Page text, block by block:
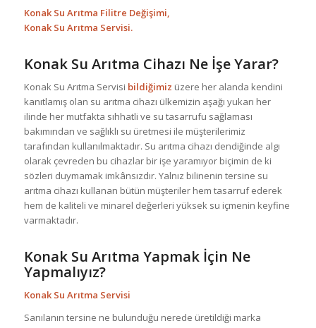
Konak Su Arıtma Filitre Değişimi,
Konak Su Arıtma Servisi.
Konak Su Arıtma Cihazı Ne İşe Yarar?
Konak Su Arıtma Servisi bildiğimiz üzere her alanda kendini
kanıtlamış olan su arıtma cihazı ülkemizin aşağı yukarı her
ilinde her mutfakta sıhhatli ve su tasarrufu sağlaması
bakımından ve sağlıklı su üretmesi ile müşterilerimiz
tarafından kullanılmaktadır. Su arıtma cihazı dendiğinde algı
olarak çevreden bu cihazlar bir işe yaramıyor biçimin de ki
sözleri duymamak imkânsızdır. Yalnız bilinenin tersine su
arıtma cihazı kullanan bütün müşteriler hem tasarruf ederek
hem de kaliteli ve minarel değerleri yüksek su içmenin keyfine
varmaktadır.
Konak Su Arıtma Yapmak İçin Ne
Yapmalıyız?
Konak Su Arıtma Servisi
Sanılanın tersine ne bulunduğu nerede üretildiği marka